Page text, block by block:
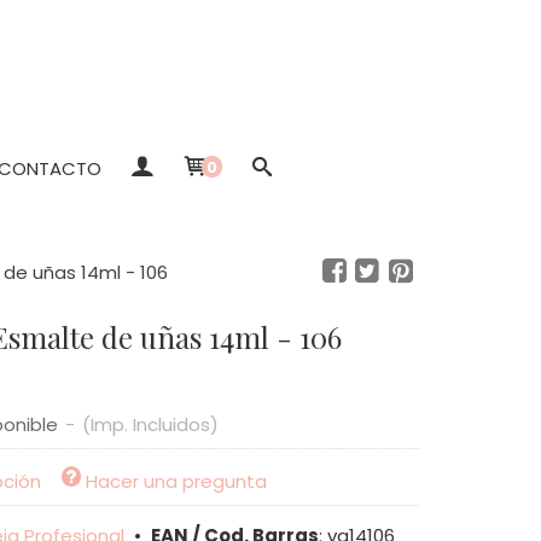
0
uñas 14ml - 106
de uñas 14ml - 106
- (Imp. Incluidos)
Hacer una pregunta
Profesional • EAN / Cod. Barras: va14106